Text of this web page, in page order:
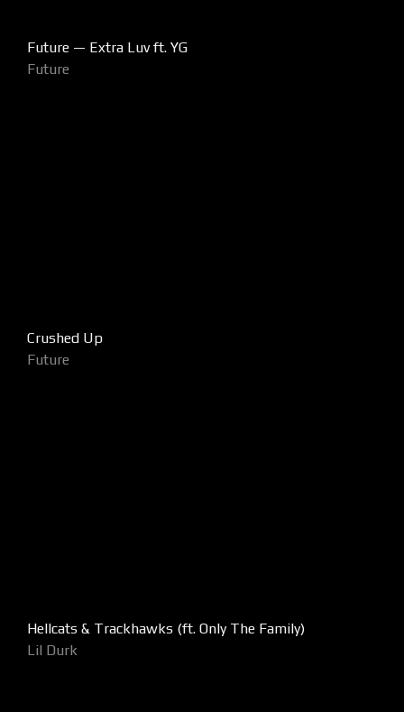
Future — Extra Luv ft. YG
Future
Crushed Up
Future
Hellcats & Trackhawks (ft. Only The Family)
Lil Durk